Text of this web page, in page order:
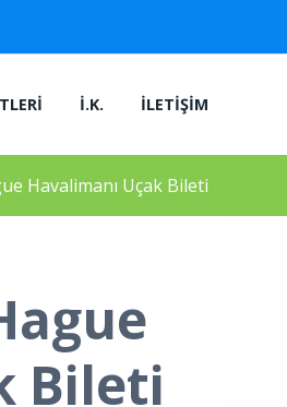
İ.K. İLETIŞIM
Havalimanı Uçak Bileti
Bileti